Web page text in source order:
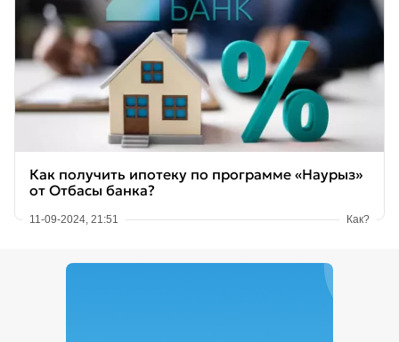
Как получить ипотеку по программе «Наурыз»
от Отбасы банка?
11-09-2024, 21:51 Как?